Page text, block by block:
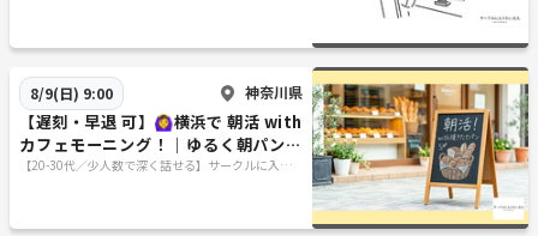
8/9(日) 9:00 神奈川県
【遅刻・早退 可】🙆‍♀️横浜で 朝活 with
カフェモーニング！｜ゆるく朝パン活
しませんか？
【20-30代／少人数で深く話せる】サークルに入り